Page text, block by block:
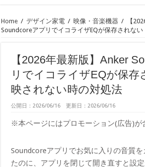
Home / デザイン家電 / 映像・音楽機器 /
【
SoundcoreアプリでイコライザEQが保存されな
【2026年最新版】Anker
リでイコライザEQが保存
映されない時の対処法
公開日：2026/06/16 更新日：2026/06/16
※本ページにはプロモーション(広告)が
Soundcoreアプリでお気に入りの音質を
たのに、アプリを閉じて開き直すと設